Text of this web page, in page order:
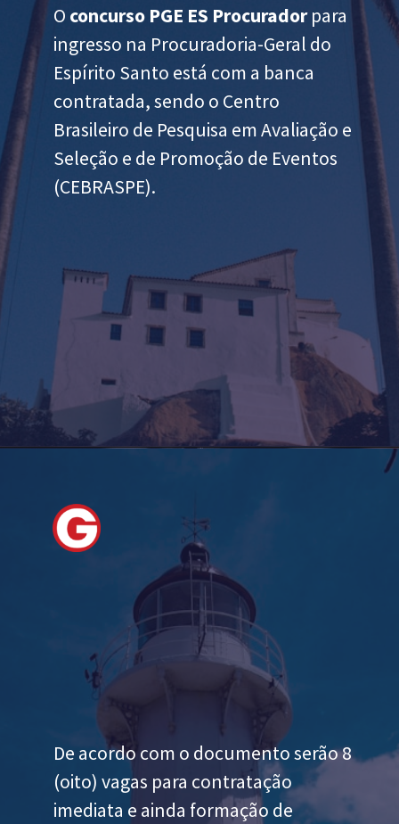
O concurso PGE ES Procuradorpara
ingresso na Procuradoria-Geral do
Espírito Santo está com a banca
contratada, sendo o Centro
Brasileiro de Pesquisa em Avaliação e
Seleção e de Promoção de Eventos
(CEBRASPE).
De acordo com o documento serão 8
(oito) vagas para contratação
imediata e ainda formação de